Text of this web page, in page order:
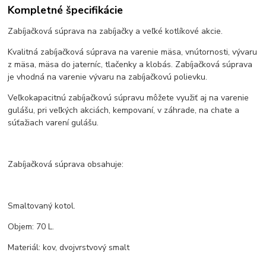
Kompletné špecifikácie
Zabíjačková súprava na zabíjačky a veľké kotlíkové akcie.
Kvalitná zabíjačková súprava na varenie mäsa, vnútornosti, vývaru
z mäsa, mäsa do jaterníc, tlačenky a klobás. Zabíjačková súprava
je vhodná na varenie vývaru na zabíjačkovú polievku.
Veľkokapacitnú zabíjačkovú súpravu môžete využiť aj na varenie
gulášu, pri veľkých akciách, kempovaní, v záhrade, na chate a
súťažiach varení gulášu.
Zabíjačková súprava obsahuje:
Smaltovaný kotol.
Objem: 70 L.
Materiál: kov, dvojvrstvový smalt